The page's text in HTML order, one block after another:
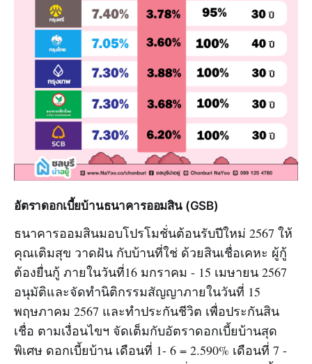
อัตราดอกเบี้ยบ้านธนาคารออมสิน (GSB)
ธนาคารออมสินมอบโปรโมชั่นต้อนรับปีใหม่ 2567 ให้
คุณเติมสุข วาดฝัน กับบ้านที่ใช่ ด้วยสินเชื่อเคหะ ผู้กู้
ต้องยื่นกู้ ภายในวันที่16 มกราคม - 15 เมษายน 2567
อนุมัติและจัดทำนิติกรรมสัญญาภายในวันที่ 15
พฤษภาคม 2567 และทำประกันชีวิต เพื่อประกันสิน
เชื่อ ตามเงื่อนไขฯ จัดเต็มกับอัตราดอกเบี้ยบ้านสุด
พิเศษ ดอกเบี้ยบ้าน เดือนที่ 1- 6 = 2.590% เดือนที่ 7 -